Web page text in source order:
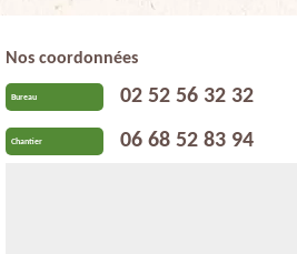
Nos coordonnées
Bureau 02 52 56 32 32
Chantier 06 68 52 83 94